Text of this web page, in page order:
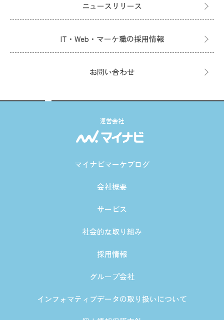
ニュースリリース
IT・Web・マーケ職の採用情報
お問い合わせ
運営会社
マイナビマーケブログ
会社概要
サービス
社会的な取り組み
採用情報
グループ会社
インフォマティブデータの取り扱いについて